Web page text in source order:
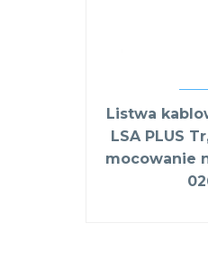
Listwa
LSA PLUS
mocowanie